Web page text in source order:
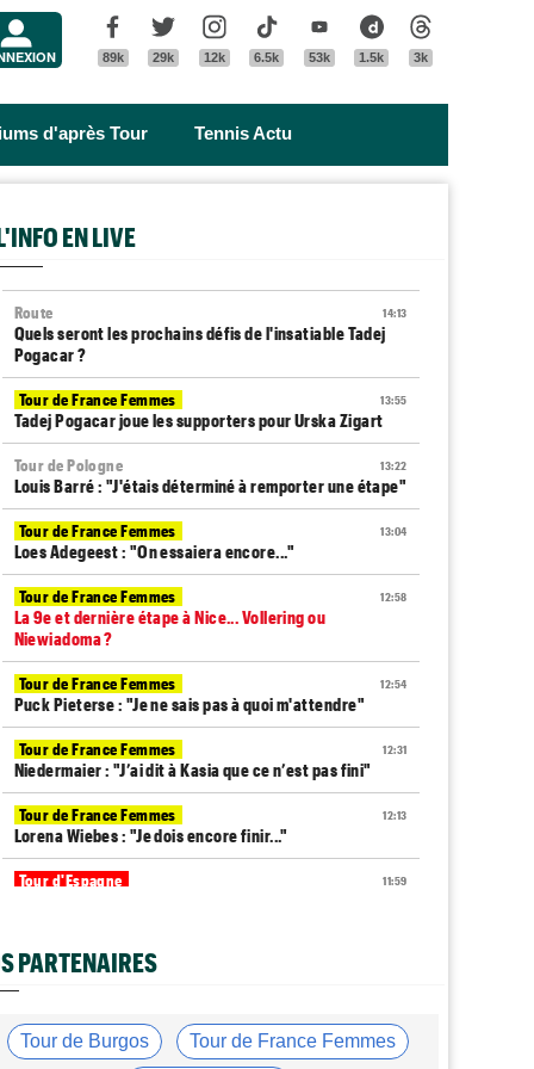
Facebook
89k
Twitter
29k
Instagram
12k
Tik Tok
6.5k
Youtube
53k
Dailymotion
1.5k 3k
d'après Tour Tennis Actu
EN LIVE
14:13
Route
Quels seront les prochains défis de l'insatiable Tadej
Pogacar ?
13:55
Tour de France Femmes
Tadej Pogacar joue les supporters pour Urska Zigart
13:22
Tour de Pologne
Louis Barré : "J'étais déterminé à remporter une étape"
13:04
Tour de France Femmes
Loes Adegeest : "On essaiera encore..."
12:58
Tour de France Femmes
La 9e et dernière étape à Nice... Vollering ou
Niewiadoma ?
12:54
Tour de France Femmes
Puck Pieterse : "Je ne sais pas à quoi m'attendre"
12:31
Tour de France Femmes
Niedermaier : "J’ai dit à Kasia que ce n’est pas fini"
12:13
Tour de France Femmes
Lorena Wiebes : "Je dois encore finir..."
11:59
Tour d'Espagne
Tour de France
Dorian Godon a fini le Tour avec quatre côtes
11:20
Média
PARTENAIRES
Tour de Burgos Tour de France Femmes